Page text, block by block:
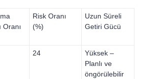
Oranı
Risk Oranı
(%)
Uzun Süreli
Getiri Gücü
24
Yüksek –
Planlı ve
öngörülebilir